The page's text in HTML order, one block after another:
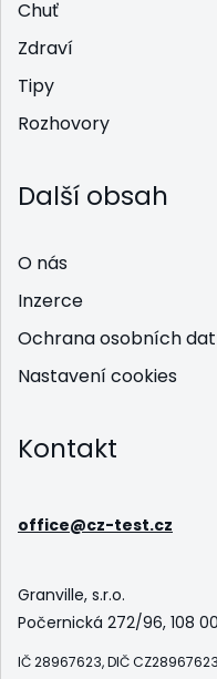
Chuť
Zdraví
Tipy
Rozhovory
Další obsah
O nás
Inzerce
Ochrana osobních dat
Nastavení cookies
Kontakt
office@cz-test.cz
Granville, s.r.o.
Počernická 272/96, 108
IČ 28967623, DIČ CZ28967623